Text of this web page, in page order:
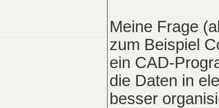
Meine Frage
zum Beispiel
ein CAD-
die Daten in
besser